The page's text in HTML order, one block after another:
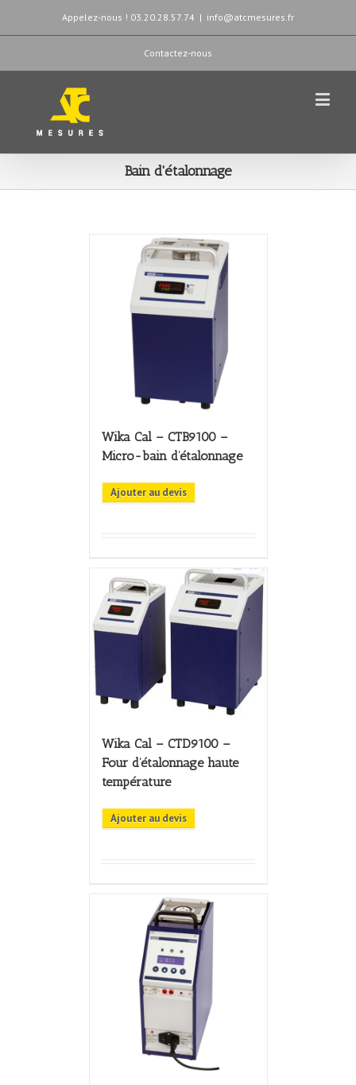
Appelez-nous ! 03.20.28.57.74 | info@atcmesures.fr
Contactez-nous
Bain d'étalonnage
Wika Cal – CTB9100 –
Micro-bain d’étalonnage
Ajouter au devis
Wika Cal – CTD9100 –
Four d’étalonnage haute
température
Ajouter au devis